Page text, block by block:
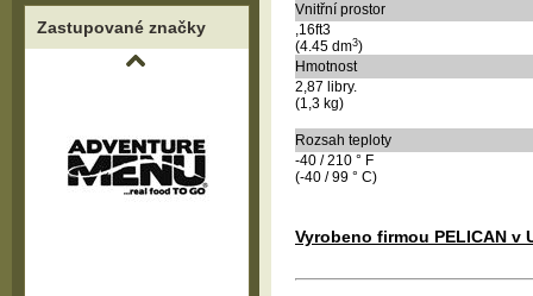
Vnitřní prostor
,16ft3
(4.45 dm3)
Hmotnost
2,87 libry.
(1,3 kg)
Rozsah teploty
-40 / 210 ° F
(-40 / 99 ° C)
Vyrobeno firmou PELICAN v
Zastupované značky